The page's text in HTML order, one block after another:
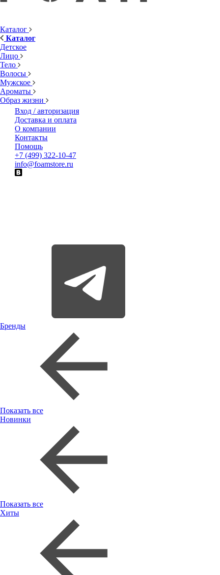
Каталог
Каталог
Детское
Лицо
Тело
Волосы
Мужское
Ароматы
Образ жизни
Вход / авторизация
Доставка и оплата
О компании
Контакты
Помощь
+7 (499) 322-10-47
info@foamstore.ru
Бренды
Показать все
Новинки
Показать все
Хиты